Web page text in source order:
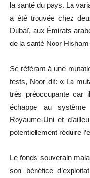
la santé du pays. La
a été trouvée chez
Dubaï, aux Émirats
de la santé Noor Hisham
Se référant à une
tests, Noor dit: « La
très préoccupante car
échappe au
Royaume-Uni et
potentiellement réduire
Le fonds souverain
son bénéfice